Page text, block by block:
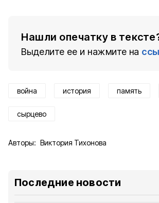
Нашли опечатку в
Выделите ее и нажмите на
война история память
сырцево
Авторы: Виктория Тихонова
Последние новости